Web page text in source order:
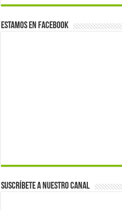
Estamos en Facebook
Suscríbete a nuestro canal